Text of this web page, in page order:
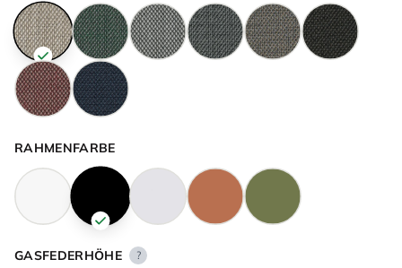
RAHMENFARBE
GASFEDERHÖHE ?